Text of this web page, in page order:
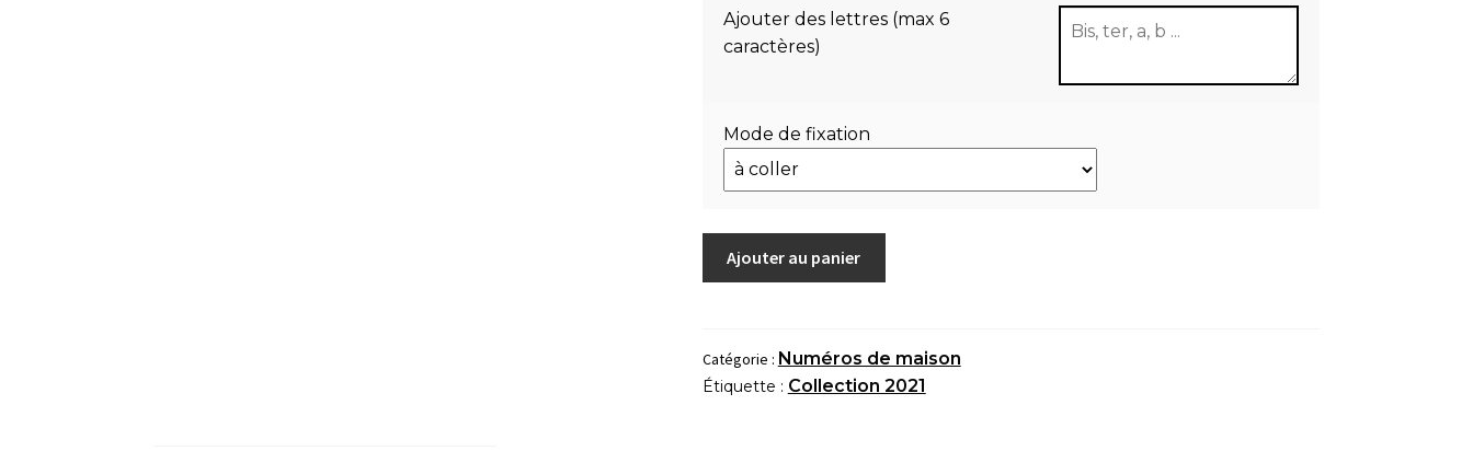
Ajouter des lettres (max 6
caractères)
Mode de fixation
maison
"Poudre
Ajouter au panier
Catégorie : Numéros de maison
Étiquette : Collection 2021